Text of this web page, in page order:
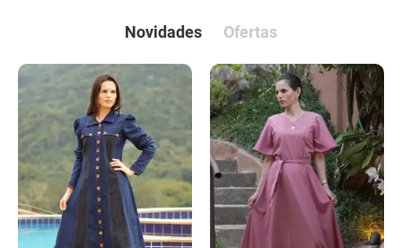
Novidades Ofertas